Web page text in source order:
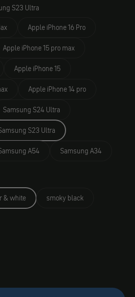
S23 Ultra
Apple iPhone 16 Pro
Apple iPhone 15 pro max
Apple iPhone 15
Apple iPhone 14 pro
Samsung S24 Ultra
S23 Ultra
A54 Samsung A34
& white smoky black